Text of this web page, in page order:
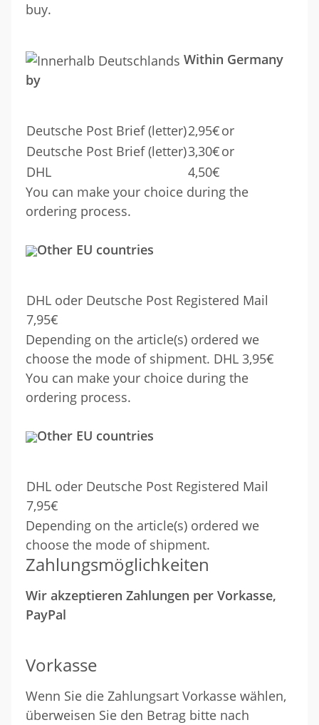
buy.
Within Germany
by
Deutsche Post Brief (letter)2,95€or
Deutsche Post Brief (letter)3,30€or
DHL
4,50€
You can make your choice during the
ordering process.
Other EU countries
DHL oder Deutsche Post Registered Mail
7,95€
Depending on the article(s) ordered we
choose the mode of shipment. DHL 3,95€
You can make your choice during the
ordering process.
Other EU countries
DHL oder Deutsche Post Registered Mail
7,95€
Depending on the article(s) ordered we
choose the mode of shipment.
Zahlungsmöglichkeiten
Wir akzeptieren Zahlungen per Vorkasse,
PayPal
Vorkasse
Wenn Sie die Zahlungsart Vorkasse wählen,
überweisen Sie den Betrag bitte nach